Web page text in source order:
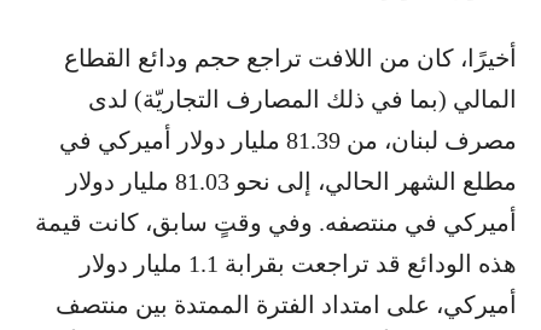
أخيرًا، كان من اللافت تراجع حجم ودائع القطاع
المالي (بما في ذلك المصارف التجاريّة) لدى
مصرف لبنان، من 81.39 مليار دولار أميركي في
مطلع الشهر الحالي، إلى نحو 81.03 مليار دولار
أميركي في منتصفه. وفي وقتٍ سابق، كانت قيمة
هذه الودائع قد تراجعت بقرابة 1.1 مليار دولار
أميركي، على امتداد الفترة الممتدة بين منتصف